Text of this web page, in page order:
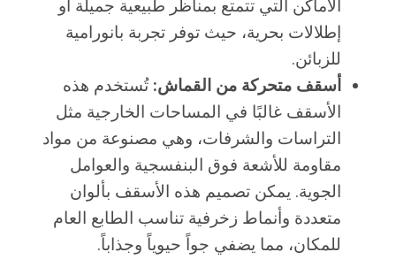
الأماكن التي تتمتع بمناظر طبيعية جميلة أو
إطلالات بحرية، حيث توفر تجربة بانورامية
للزبائن.
أسقف متحركة من القماش: تُستخدم هذه
الأسقف غالبًا في المساحات الخارجية مثل
التراسات والشرفات، وهي مصنوعة من مواد
مقاومة للأشعة فوق البنفسجية والعوامل
الجوية. يمكن تصميم هذه الأسقف بألوان
متعددة وأنماط زخرفية تناسب الطابع العام
للمكان، مما يضفي جواً حيوياً وجذاباً.